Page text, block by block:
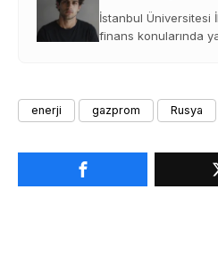
İstanbul Üniversitesi
finans konularında
enerji gazprom Rusya